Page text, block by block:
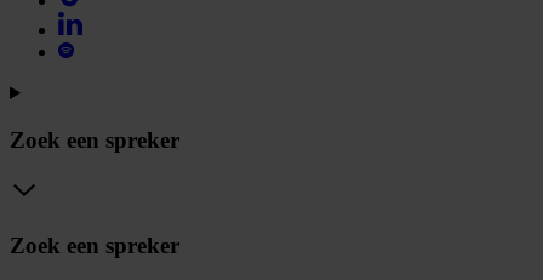
Zoek een spreker
Zoek een spreker